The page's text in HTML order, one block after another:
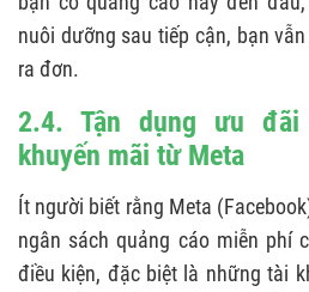
nuôi dưỡng sau tiếp cận, bạn
ra đơn.
2.4. Tận dụng ưu đãi
khuyến mãi từ Meta
Ít người biết rằng Meta
ngân sách quảng cáo miễn phí
điều kiện, đặc biệt là những tài